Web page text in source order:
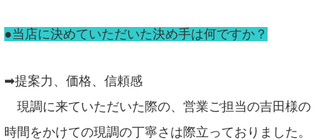
●当店に決めていただいた決め手は何ですか？
➡提案力、価格、信頼感
現調に来ていただいた際の、営業ご担当の吉田様の
時間をかけての現調の丁寧さは際立っておりました。